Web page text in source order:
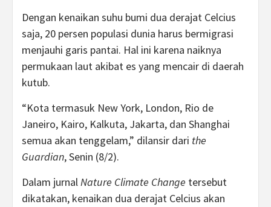
Dengan kenaikan suhu bumi dua derajat Celcius
saja, 20 persen populasi dunia harus bermigrasi
menjauhi garis pantai. Hal ini karena naiknya
permukaan laut akibat es yang mencair di daerah
kutub.
“Kota termasuk New York, London, Rio de
Janeiro, Kairo, Kalkuta, Jakarta, dan Shanghai
semua akan tenggelam,” dilansir dari the
Guardian, Senin (8/2).
Dalam jurnalNature Climate Change tersebut
dikatakan, kenaikan dua derajat Celcius akan